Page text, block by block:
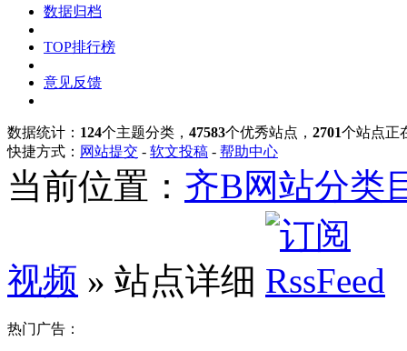
数据归档
TOP排行榜
意见反馈
数据统计： 124个主题分类， 47583个优秀站点， 2701个站点正
快捷方式： 网站提交 - 软文投稿 - 帮助中心
当前位置： 齐B网站分类
视频 » 站点详细
热门广告：